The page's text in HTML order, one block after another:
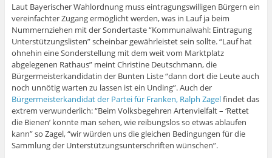
Laut Bayerischer Wahlordnung muss eintragungswilligen Bürgern ein
vereinfachter Zugang ermöglicht werden, was in Lauf ja beim
Nummernziehen mit der Sondertaste “Kommunalwahl: Eintragung
Unterstützungslisten” scheinbar gewährleistet sein sollte. “Lauf hat
ohnehin eine Sonderstellung mit dem weit vom Marktplatz
abgelegenen Rathaus” meint Christine Deutschmann, die
Bürgermeisterkandidatin der Bunten Liste “dann dort die Leute auch
noch unnötig warten zu lassen ist ein Unding”. Auch der
Bürgermeisterkandidat der Partei für Franken, Ralph Zagelfindet das
extrem verwunderlich: “Beim Volksbegehren Artenvielfalt – ‘Rettet
die Bienen’ konnte man sehen, wie reibungslos so etwas ablaufen
kann” so Zagel, “wir würden uns die gleichen Bedingungen für die
Sammlung der Unterstützungsunterschriften wünschen”.